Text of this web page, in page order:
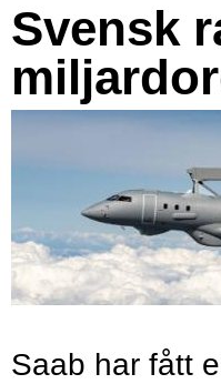
Svensk
Saab har fått